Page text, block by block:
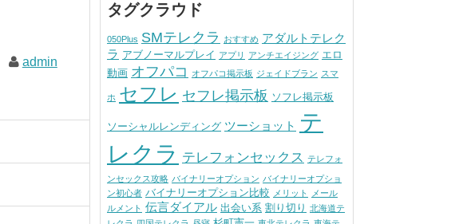
admin
タグクラウド
050Plus SMテレクラ おすすめ アダルトテレク
ラ アブノーマルプレイ アプリ アンチエイジング エロ
動画 オフパコ オフパコ掲示板 ジェイドブラン スマ
ホ セフレ セフレ掲示板 ソフレ掲示板
ソーシャルレンディング ツーショット テ
レクラ テレフォンセックス テレフォ
ンセックス攻略 バイナリーオプション バイナリーオプショ
ン初心者 バイナリーオプション比較 メリット
メール
ルメント 伝言ダイアル 出会い系 割り切り 北海道テ